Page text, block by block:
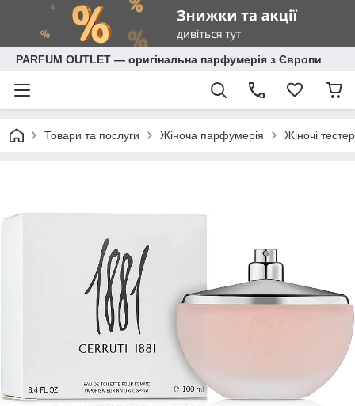
PARFUM OUTLET — оригінальна парфумерія з Європи
Товари та послуги Жіноча парфумерія Жіночі